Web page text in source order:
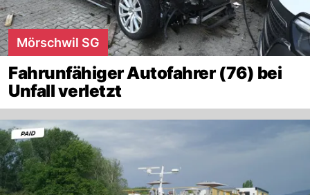
Mörschwil SG
Fahrunfähiger Autofahrer (76) bei
Unfall verletzt